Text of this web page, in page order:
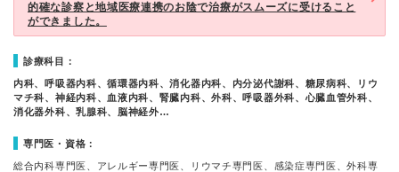
的確な診察と地域医療連携のお陰で治療がスムーズに受けること
ができました。
診療科目：
内科、呼吸器内科、循環器内科、消化器内科、内分泌代謝科、糖尿病科、リウ
マチ科、神経内科、血液内科、腎臓内科、外科、呼吸器外科、心臓血管外科、
消化器外科、乳腺科、脳神経外…
専門医・資格：
総合内科専門医、アレルギー専門医、リウマチ専門医、感染症専門医、外科専